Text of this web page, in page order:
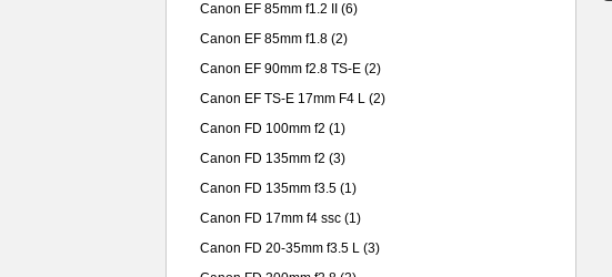
Canon EF 85mm f1.2 II
(6)
Canon EF 85mm f1.8 (2)
Canon EF 90mm f2.8 TS-E (2)
Canon EF TS-E 17mm F4 L (2)
Canon FD 100mm f2 (1)
Canon FD 135mm f2 (3)
Canon FD 135mm f3.5 (1)
Canon FD 17mm f4 ssc (1)
Canon FD 20-35mm f3.5 L (3)